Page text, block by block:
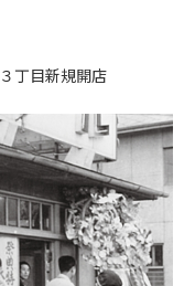
丁目新規開店